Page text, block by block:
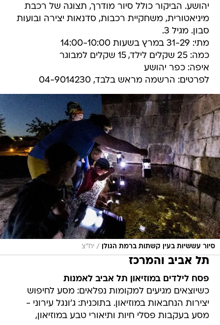
יהושע. הביקור כולל סיור מודרך, תצוגה של רכבת
מיניאטורית, משחקיית רכבות, סדנאות יצירה ובועות
סבון. מגיל 3.
מתי: 31-29 במרץ בשעות 14:00-10:00
כמה: 25 שקלים לילד, 15 שקלים למבוגר
איפה: כפר יהושע
לפרטים: הרשמה מראש בלבד, 04-9014230
סיור עששיות בעין קשתות ברמת הגולן / יח"צ
תל אביב והמרכז
פסח לילדים במוזיאון תל אביב לאמנות
כשיוצאים מגיעים למקומות נפלאים: מסע לחיפוש
יצירות הנחבאות במוזיאון. בתוכנית: ג'ונגל עירוני -
מסע בעקבות פסלי חיות ותיאורי טבע במוזיאון,